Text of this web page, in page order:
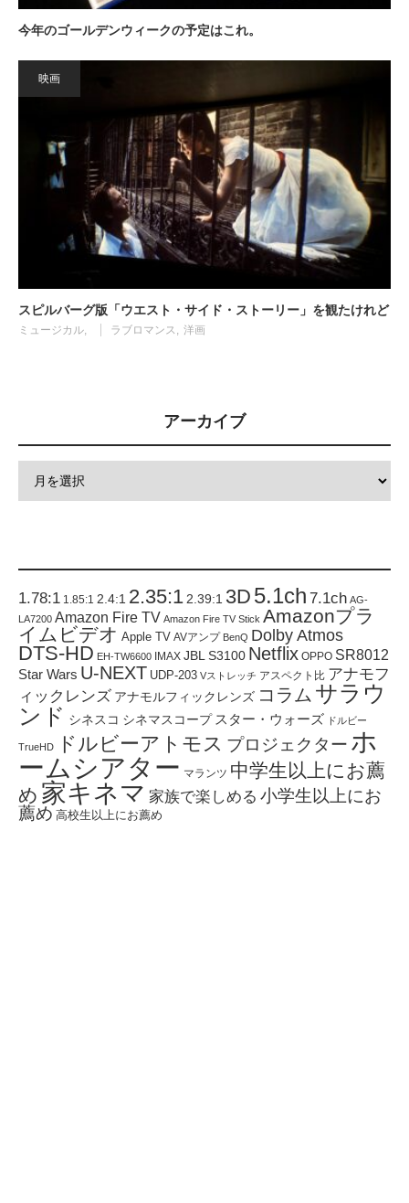
今年のゴールデンウィークの予定はこれ。
映画
スピルバーグ版「ウエスト・サイド・ストーリー」を観たけれど
ミュージカル ラブロマンス 洋画
アーカイブ
1.78:1 1.85:1 2.4:1 2.35:1 2.39:1 3D 5.1ch 7.1ch AG-
LA7200 Amazon Fire TV Amazon Fire TV Stick Amazonプラ
イムビデオ Apple TV AVアンプ BenQ Dolby Atmos
DTS-HD EH-TW6600 IMAX JBL S3100 Netflix OPPO SR8012
Star Wars U-NEXT UDP-203 Vストレッチ アスペクト比 アナモフ
ィックレンズ アナモルフィックレンズ コラム サラウ
ンド シネスコ シネマスコープ スター・ウォーズ ドルビー
TrueHD ドルビーアトモス プロジェクター ホ
ームシアター マランツ 中学生以上にお薦
め 家キネマ 家族で楽しめる 小学生以上にお
薦め 高校生以上にお薦め